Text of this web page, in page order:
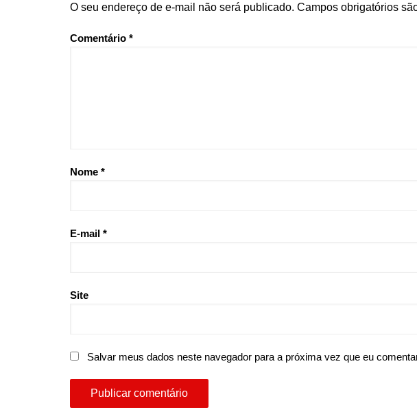
O seu endereço de e-mail não será publicado. Campos obrigatórios
Comentário *
Nome *
E-mail *
Site
Salvar meus dados neste navegador para a próxima vez que eu